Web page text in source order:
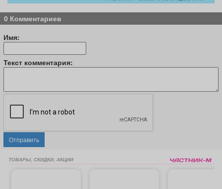
0 Комментариев
Имя:
Текст комментария:
Отправить
ТОВАРЫ, СКИДКИ, АКЦИИ